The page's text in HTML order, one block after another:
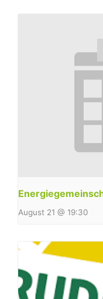
August 21 @ 19:30